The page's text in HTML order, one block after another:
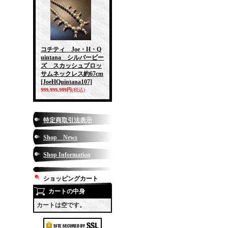
コチティ Joe・H・Q
uintana シルバービー
ズ スカッシュブロッ
サムネックレス約67cm
[JoeHQuintana107]
999,999,999円(税込)
特定商取引法表示
Shop News
Shop Information
ショッピングカート
カートの中身
カートは空です。